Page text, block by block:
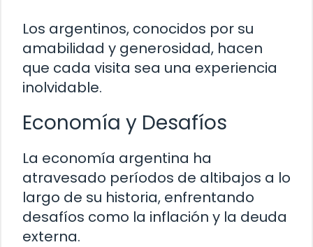
Los argentinos, conocidos por su
amabilidad y generosidad, hacen
que cada visita sea una experiencia
inolvidable.
Economía y Desafíos
La economía argentina ha
atravesado períodos de altibajos a lo
largo de su historia, enfrentando
desafíos como la inflación y la deuda
externa.